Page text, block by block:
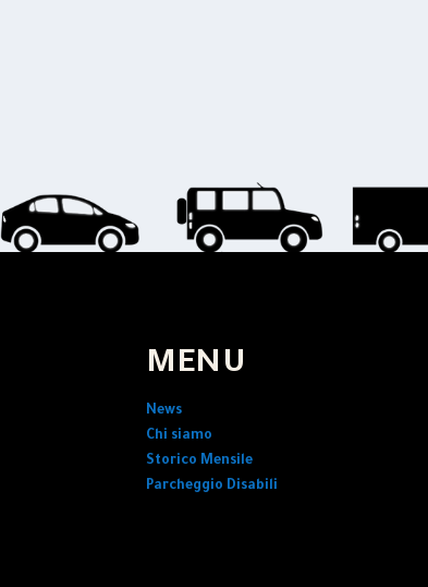
MENU
News
Chi siamo
Storico Mensile
Parcheggio Disabili